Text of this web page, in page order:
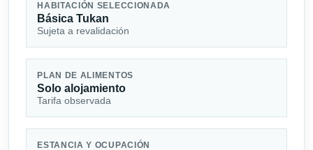
HABITACIÓN SELECCIONADA
Básica Tukan
Sujeta a revalidación
PLAN DE ALIMENTOS
Solo alojamiento
Tarifa observada
ESTANCIA Y OCUPACIÓN